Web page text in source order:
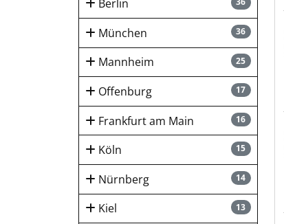
Berlin
36
München
25
Mannheim
17
Offenburg
16
Frankfurt am Main
15
Köln
14
Nürnberg
13
Kiel